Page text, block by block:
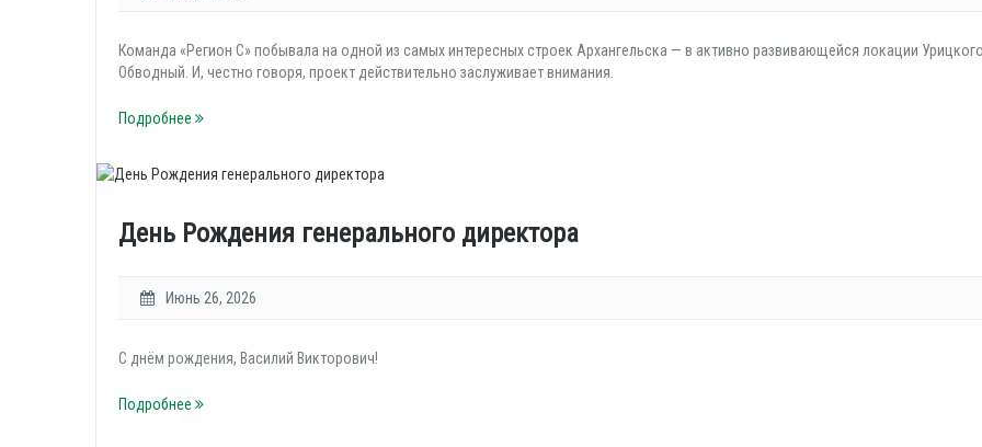
Команда «Регион С» побывала на одной из самых интересных строек Архангельска — в активно развивающейся локации
Обводный. И, честно говоря, проект действительно заслуживает внимания.
Подробнее
День Рождения генерального директора
Июнь 26, 2026
С днём рождения, Василий Викторович!
Подробнее